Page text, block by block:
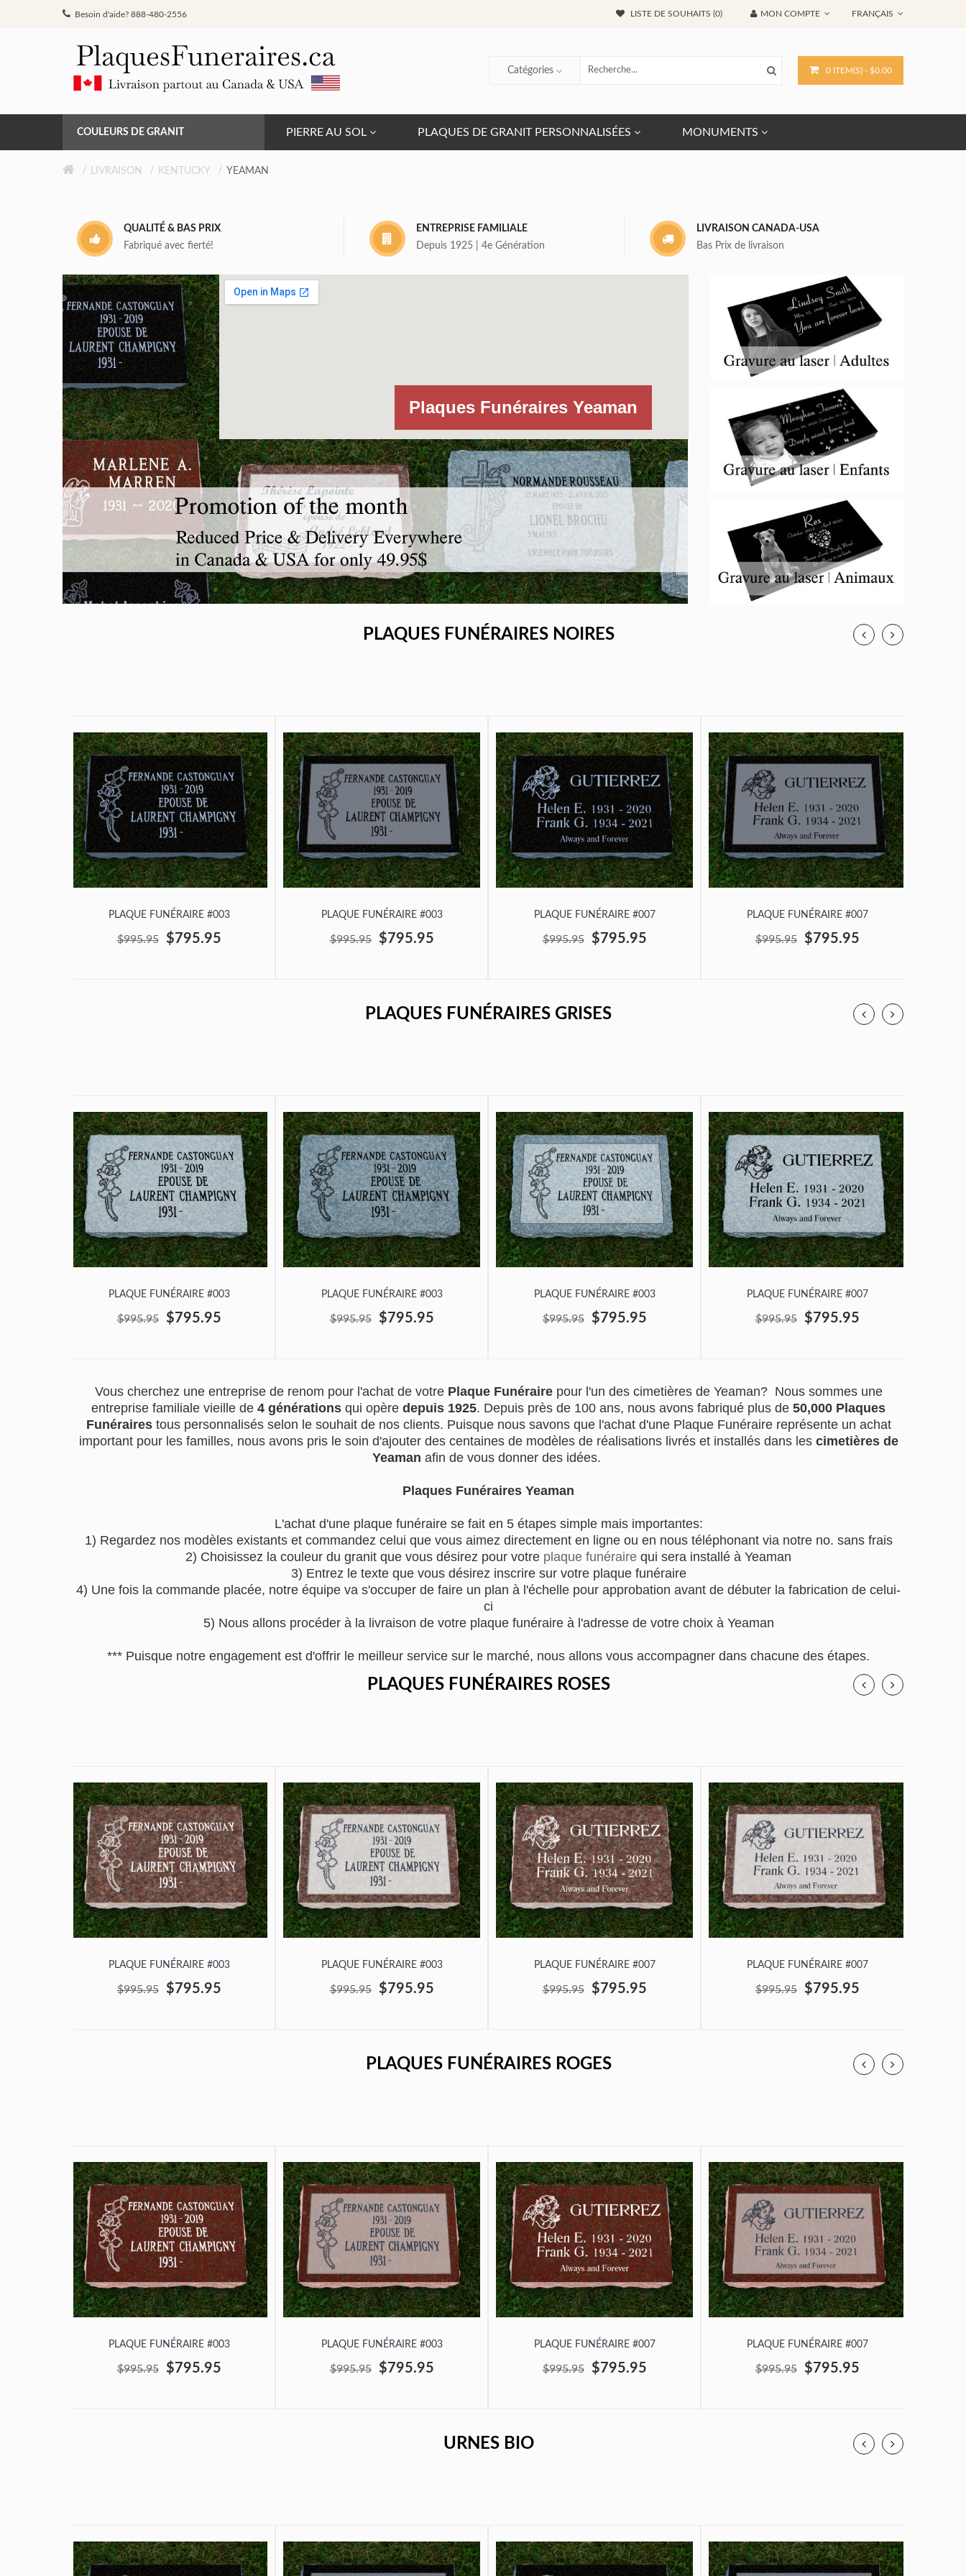
Besoin d'aide? 888-480-2556 FRANÇAIS
LISTE DE SOUHAITS (0) MON COMPTE
0 ITEM(S) - $0.00
Catégories
PIERRE AU SOL PLAQUES DE GRANIT PERSONNALISÉES MONUMENTS
COULEURS DE GRANIT
GRIS DE BARRÉ FERRÉ
ROSE MONTAGNE
ROUGE INDIEN
LIVRAISON KENTUCKY YEAMAN
QUALITÉ & BAS PRIX
Fabriqué avec fierté!
ENTREPRISE FAMILIALE
Depuis 1925 | 4e Génération
LIVRAISON CANADA-USA
Bas Prix de livraison
Plaques Funéraires Yeaman
PLAQUES FUNÉRAIRES NOIRES
PLAQUE FUNÉRAIRE #003
$995.95 $795.95
PLAQUE FUNÉRAIRE #003
$995.95 $795.95
PLAQUE FUNÉRAIRE #007
$995.95 $795.95
PLAQUE FUNÉRAIRE #007
$995.95 $795.95
PLAQUES FUNÉRAIRES GRISES
PLAQUE FUNÉRAIRE #003
$995.95 $795.95
PLAQUE FUNÉRAIRE #003
$995.95 $795.95
PLAQUE FUNÉRAIRE #003
$995.95 $795.95
PLAQUE FUNÉRAIRE #007
$995.95 $795.95
Vous cherchez une entreprise de renom pour l'achat de votre Plaque Funérairepour l'un des cimetières de Yeaman? Nous sommes une
entreprise familiale vieille de 4 générations qui opère depuis 1925. Depuis près de 100 ans, nous avons fabriqué plus de 50,000 Plaques
Funérairestous personnalisés selon le souhait de nos clients. Puisque nous savons que l'achat d'une Plaque Funéraire représente un achat
important pour les familles, nous avons pris le soin d'ajouter des centaines de modèles de réalisations livrés et installés dans les cimetières de
Yeaman afin de vous donner des idées.
Plaques Funéraires Yeaman
L'achat d'une plaque funéraire se fait en 5 étapes simple mais importantes:
1) Regardez nos modèles existants et commandez celui que vous aimez directement en ligne ou en nous téléphonant via notre no. sans frais
2) Choisissez la couleur du granit que vous désirez pour votre plaque funéraire qui sera installé à Yeaman
3) Entrez le texte que vous désirez inscrire sur votre plaque funéraire
4) Une fois la commande placée, notre équipe va s'occuper de faire un plan à l'échelle pour approbation avant de débuter la fabrication de celui-
ci
5) Nous allons procéder à la livraison de votre plaque funéraire à l'adresse de votre choix à Yeaman
*** Puisque notre engagement est d'offrir le meilleur service sur le marché, nous allons vous accompagner dans chacune des étapes.
PLAQUES FUNÉRAIRES ROSES
PLAQUE FUNÉRAIRE #003
$995.95 $795.95
PLAQUE FUNÉRAIRE #003
$995.95 $795.95
PLAQUE FUNÉRAIRE #007
$995.95 $795.95
PLAQUE FUNÉRAIRE #007
$995.95 $795.95
PLAQUES FUNÉRAIRES ROGES
PLAQUE FUNÉRAIRE #003
$995.95 $795.95
PLAQUE FUNÉRAIRE #003
$995.95 $795.95
PLAQUE FUNÉRAIRE #007
$995.95 $795.95
PLAQUE FUNÉRAIRE #007
$995.95 $795.95
URNES BIO